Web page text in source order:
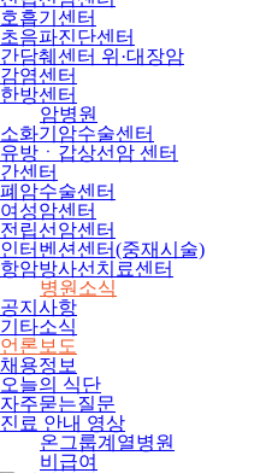
호흡기센터
초음파진단센터
간담췌센터 위·대장암
감염센터
한방센터
암병원
소화기암수술센터
유방ㆍ갑상선암 센터
간센터
폐암수술센터
여성암센터
전립선암센터
인터벤션센터(중재시술)
항암방사선치료센터
병원소식
공지사항
기타소식
언론보도
채용정보
오늘의 식단
자주묻는질문
진료 안내 영상
온그룹계열병원
비급여